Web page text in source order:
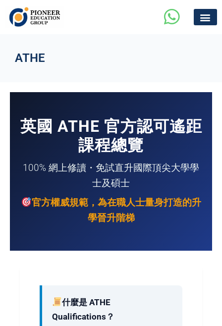
ATHE
英國 ATHE 官方認可遙距
課程總覽
100% 網上修讀・免試直升國際頂尖大學學
士及碩士
官方權威規範，為在職人士量身打造的升
學晉升階梯
什麼是 ATHE
Qualifications？